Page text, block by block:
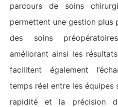
parcours de soins
permettent une gestion plus
des soins
améliorant ainsi les
facilitent également
temps réel entre les équipes
rapidité et la précision